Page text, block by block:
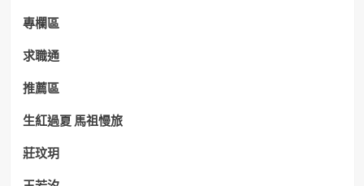
專欄區
求職通
推薦區
生紅過夏 馬祖慢旅
莊玟玥